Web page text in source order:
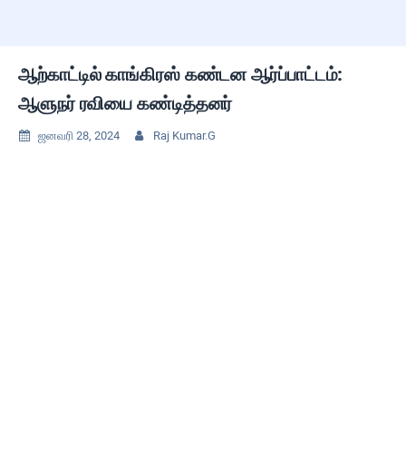
ஆற்காட்டில் காங்கிரஸ் கண்டன ஆர்ப்பாட்டம்:
ஆளுநர் ரவியை கண்டித்தனர்
 ஜனவரி 28, 2024  Raj Kumar.G